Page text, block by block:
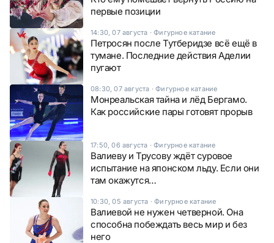
первые позиции
14:30, 07 августа ·Фигурное катание
Петросян после Тутберидзе всё ещё в
тумане. Последние действия Аделии
пугают
08:30, 07 августа ·Фигурное катание
Монреальская тайна и лёд Бергамо.
Как российские пары готовят прорыв
17:50, 06 августа ·Фигурное катание
Валиеву и Трусову ждёт суровое
испытание на японском льду. Если они
там окажутся…
10:30, 05 августа ·Фигурное катание
Валиевой не нужен четверной. Она
способна побеждать весь мир и без
него